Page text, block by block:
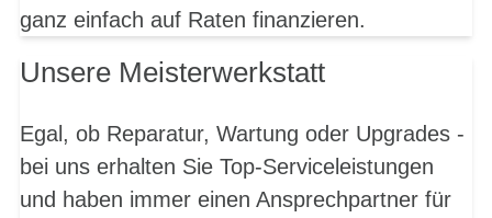
ganz einfach auf Raten finanzieren.
Unsere Meisterwerkstatt
Egal, ob Reparatur, Wartung oder Upgrades -
bei uns erhalten Sie Top-Serviceleistungen
und haben immer einen Ansprechpartner für